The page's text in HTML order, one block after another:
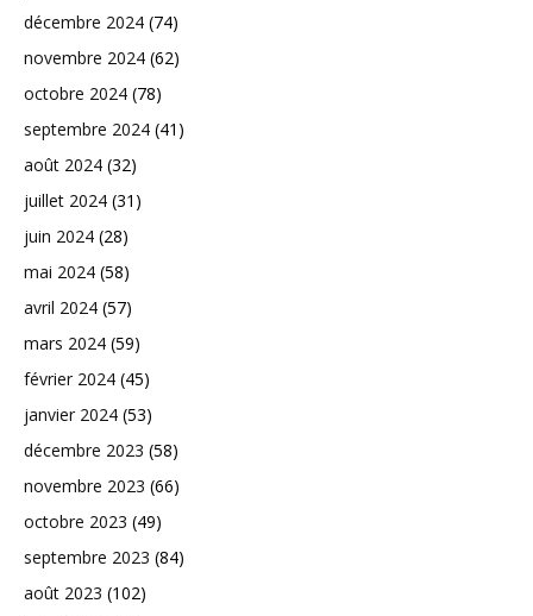
décembre 2024 (74)
novembre 2024 (62)
octobre 2024 (78)
septembre 2024 (41)
août 2024 (32)
juillet 2024 (31)
juin 2024 (28)
mai 2024 (58)
avril 2024 (57)
mars 2024 (59)
février 2024 (45)
janvier 2024 (53)
décembre 2023 (58)
novembre 2023 (66)
octobre 2023 (49)
septembre 2023 (84)
août 2023 (102)